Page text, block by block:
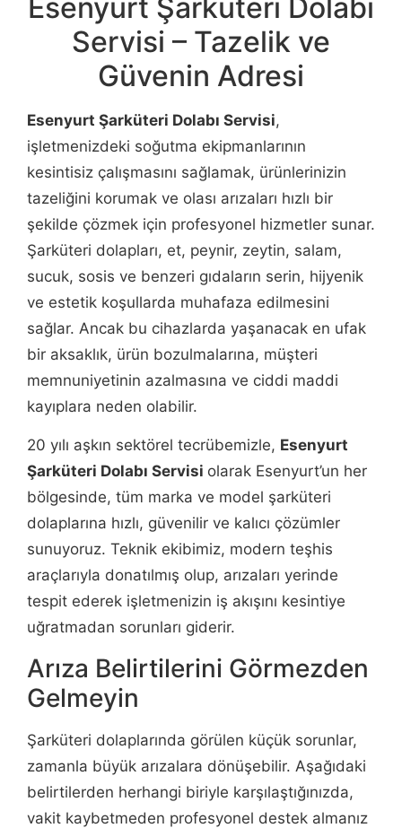
Esenyurt Şarküteri Dolabı
Servisi – Tazelik ve
Güvenin Adresi
Esenyurt Şarküteri Dolabı Servisi,
işletmenizdeki soğutma ekipmanlarının
kesintisiz çalışmasını sağlamak, ürünlerinizin
tazeliğini korumak ve olası arızaları hızlı bir
şekilde çözmek için profesyonel hizmetler sunar.
Şarküteri dolapları, et, peynir, zeytin, salam,
sucuk, sosis ve benzeri gıdaların serin, hijyenik
ve estetik koşullarda muhafaza edilmesini
sağlar. Ancak bu cihazlarda yaşanacak en ufak
bir aksaklık, ürün bozulmalarına, müşteri
memnuniyetinin azalmasına ve ciddi maddi
kayıplara neden olabilir.
20 yılı aşkın sektörel tecrübemizle, Esenyurt
Şarküteri Dolabı Servisi olarak Esenyurt’un her
bölgesinde, tüm marka ve model şarküteri
dolaplarına hızlı, güvenilir ve kalıcı çözümler
sunuyoruz. Teknik ekibimiz, modern teşhis
araçlarıyla donatılmış olup, arızaları yerinde
tespit ederek işletmenizin iş akışını kesintiye
uğratmadan sorunları giderir.
Arıza Belirtilerini Görmezden
Gelmeyin
Şarküteri dolaplarında görülen küçük sorunlar,
zamanla büyük arızalara dönüşebilir. Aşağıdaki
belirtilerden herhangi biriyle karşılaştığınızda,
vakit kaybetmeden profesyonel destek almanız